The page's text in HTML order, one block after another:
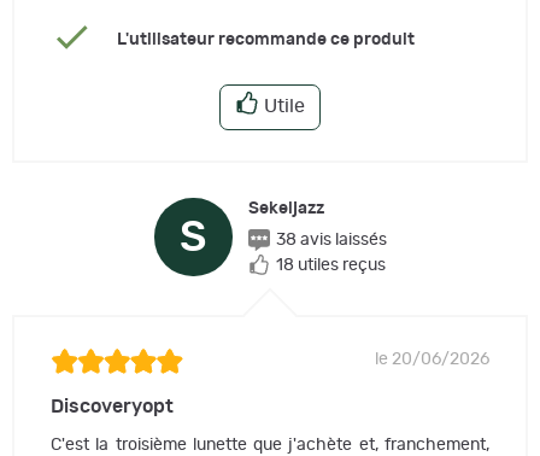
L'utilisateur recommande ce produit
Utile
S
Sekeljazz
38 avis laissés
18 utiles reçus
le 20/06/2026
Discoveryopt
C'est la troisième lunette que j'achète et, franchement,